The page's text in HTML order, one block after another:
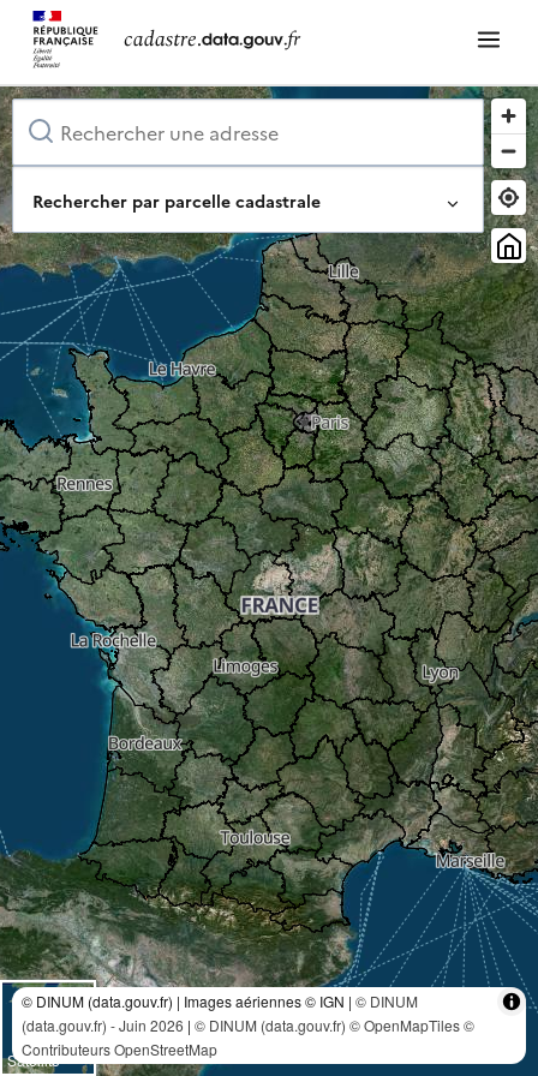
Rechercher par parcelle cadastrale
Identifiant complet de la parcelle
Ou composez-le pas à pas
Département
© DINUM (data.gouv.fr) | Images aériennes © IGN | © DINUM
(data.gouv.fr) - Juin 2026 | © DINUM (data.gouv.fr) © OpenMapTiles©
Contributeurs OpenStreetMap
Satellite